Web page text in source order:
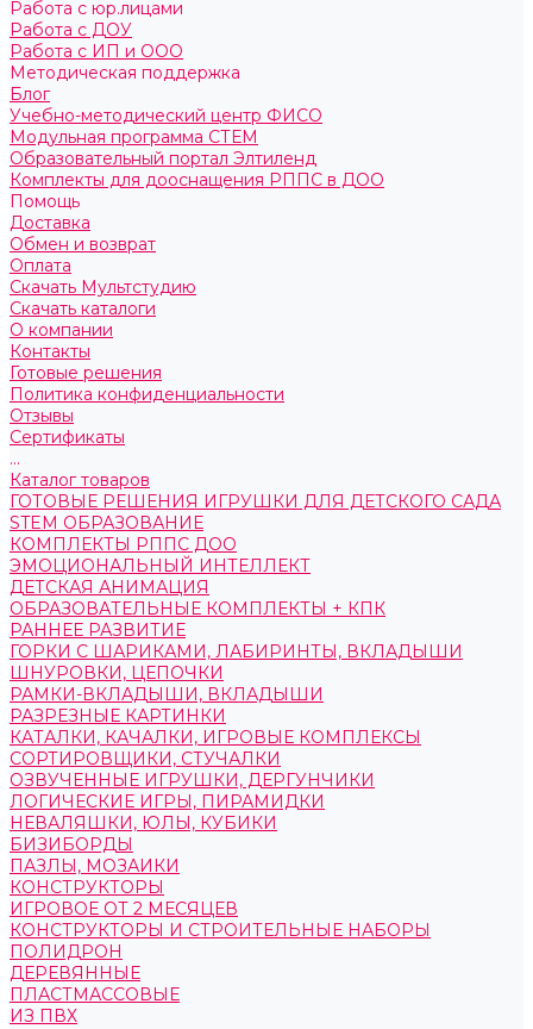
Работа с юр.лицами
Работа с ДОУ
Работа с ИП и ООО
Методическая поддержка
Блог
Учебно-методический центр ФИСО
Модульная программа СТЕМ
Образовательный портал Элтиленд
Комплекты для дооснащения РППС в ДОО
Помощь
Доставка
Обмен и возврат
Оплата
Скачать Мультстудию
Скачать каталоги
О компании
Контакты
Готовые решения
Политика конфиденциальности
Отзывы
Сертификаты
...
Каталог товаров
ГОТОВЫЕ РЕШЕНИЯ ИГРУШКИ ДЛЯ ДЕТСКОГО САДА
STEM ОБРАЗОВАНИЕ
КОМПЛЕКТЫ РППС ДОО
ЭМОЦИОНАЛЬНЫЙ ИНТЕЛЛЕКТ
ДЕТСКАЯ АНИМАЦИЯ
ОБРАЗОВАТЕЛЬНЫЕ КОМПЛЕКТЫ + КПК
РАННЕЕ РАЗВИТИЕ
ГОРКИ С ШАРИКАМИ, ЛАБИРИНТЫ, ВКЛАДЫШИ
ШНУРОВКИ, ЦЕПОЧКИ
РАМКИ-ВКЛАДЫШИ, ВКЛАДЫШИ
РАЗРЕЗНЫЕ КАРТИНКИ
КАТАЛКИ, КАЧАЛКИ, ИГРОВЫЕ КОМПЛЕКСЫ
СОРТИРОВЩИКИ, СТУЧАЛКИ
ОЗВУЧЕННЫЕ ИГРУШКИ, ДЕРГУНЧИКИ
ЛОГИЧЕСКИЕ ИГРЫ, ПИРАМИДКИ
НЕВАЛЯШКИ, ЮЛЫ, КУБИКИ
БИЗИБОРДЫ
ПАЗЛЫ, МОЗАИКИ
КОНСТРУКТОРЫ
ИГРОВОЕ ОТ 2 МЕСЯЦЕВ
КОНСТРУКТОРЫ И СТРОИТЕЛЬНЫЕ НАБОРЫ
ПОЛИДРОН
ДЕРЕВЯННЫЕ
ПЛАСТМАССОВЫЕ
ИЗ ПВХ